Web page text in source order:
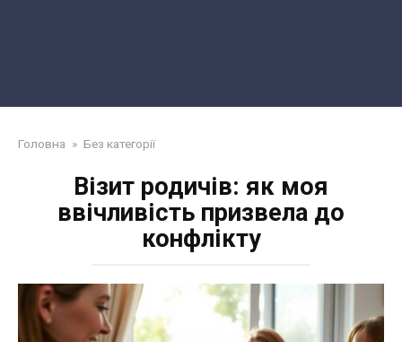
Головна » Без категорії
Візит родичів: як моя
ввічливість призвела до
конфлікту